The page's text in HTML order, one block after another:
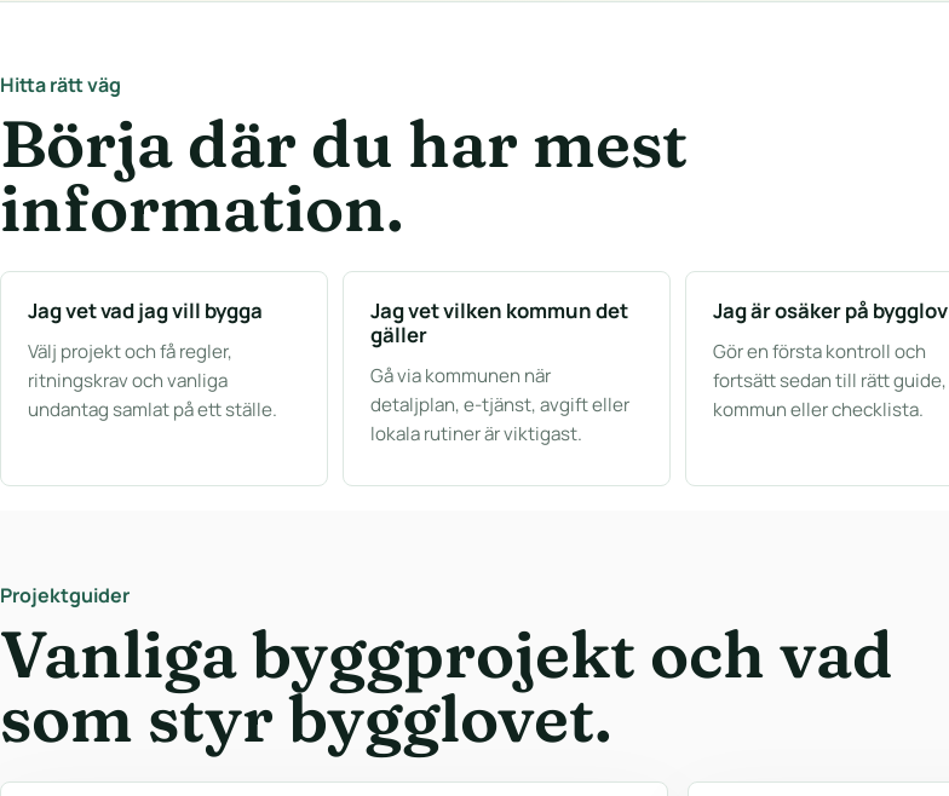
Hitta rätt väg
Börja där du har mest
information.
Jag vet vad jag vill bygga
Välj projekt och få regler,
ritningskrav och vanliga
undantag samlat på ett ställe.
Jag vet vilken kommun det
gäller
Gå via kommunen när
detaljplan, e-tjänst, avgift eller
lokala rutiner är viktigast.
Jag är osäker på bygglov
Gör en första kontroll och
fortsätt sedan till rätt guide,
kommun eller checklista.
Projektguider
Vanliga byggprojekt och vad
som styr bygglovet.